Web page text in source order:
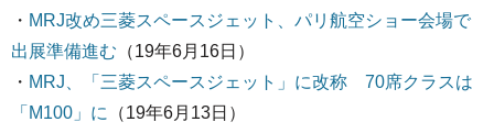
・ MRJ改め三菱スペースジェット、パリ航空ショー会場で
出展準備進む （19年6月16日）
・ MRJ、「三菱スペースジェット」に改称 70席クラスは
「M100」に
（19年6月13日）